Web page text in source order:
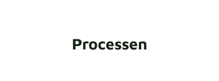
Processen